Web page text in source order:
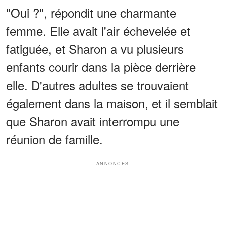
"Oui ?", répondit une charmante
femme. Elle avait l'air échevelée et
fatiguée, et Sharon a vu plusieurs
enfants courir dans la pièce derrière
elle. D'autres adultes se trouvaient
également dans la maison, et il semblait
que Sharon avait interrompu une
réunion de famille.
ANNONCES